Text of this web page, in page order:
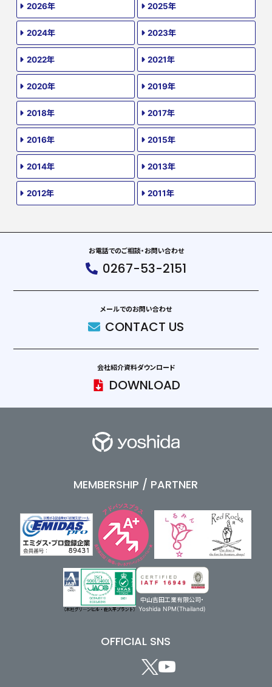
2026年 2025年
2024年 2023年
2022年 2021年
2020年 2019年
2018年 2017年
2016年 2015年
2014年 2013年
2012年 2011年
お電話でのご相談・お問い合わせ
0267-53-2151
メールでのお問い合わせ
CONTACT US
会社紹介資料ダウンロード
DOWNLOAD
MEMBERSHIP / PARTNER
中山吉田工業有限公司・
Yoshida NPM(Thailand)
OFFICIAL SNS